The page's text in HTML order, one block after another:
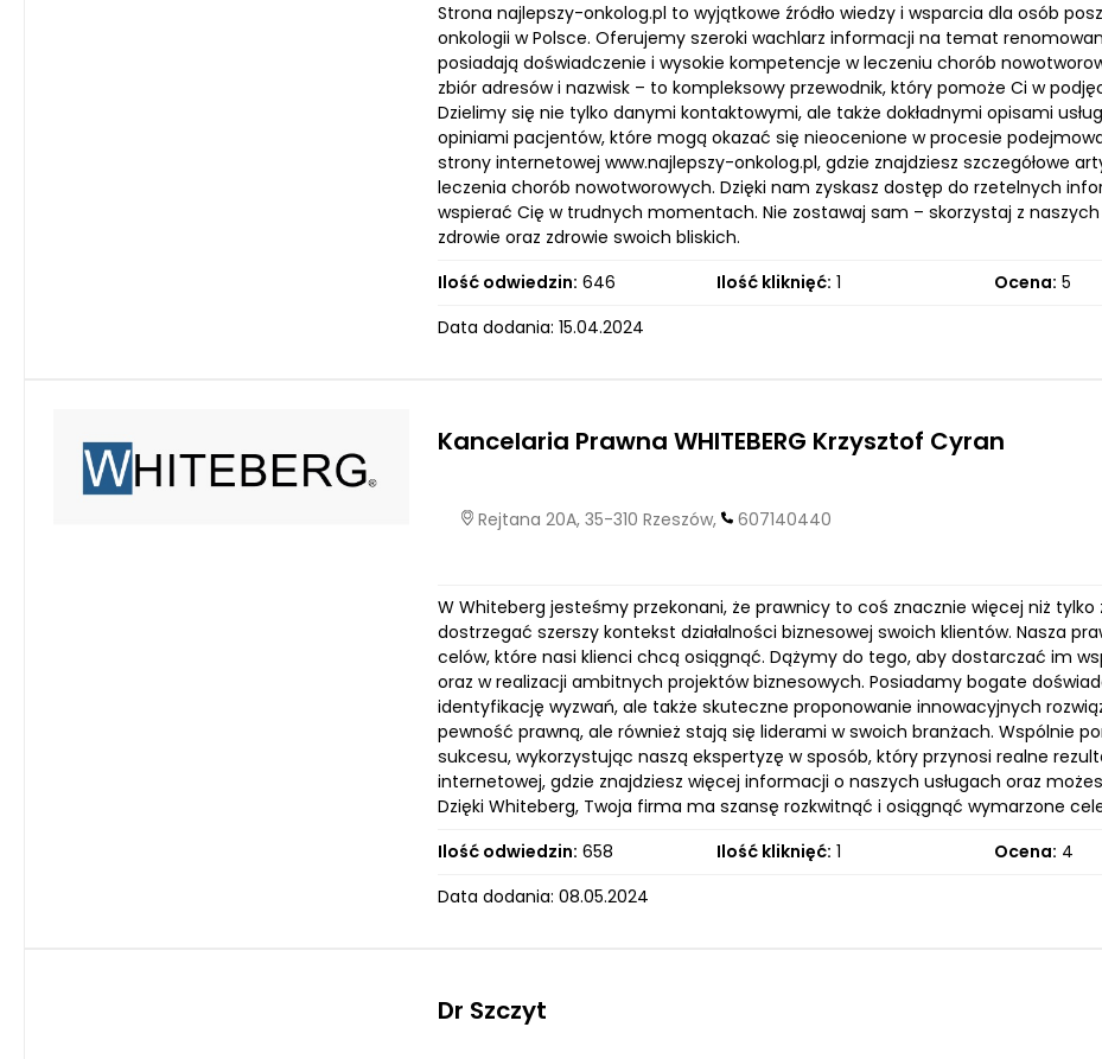
Strona najlepszy-onkolog.pl to wyjątkowe źródło wiedzy i wsparcia dla osób
onkologii w Polsce. Oferujemy szeroki wachlarz informacji na temat
posiadają doświadczenie i wysokie kompetencje w leczeniu chorób
zbiór adresów i nazwisk – to kompleksowy przewodnik, który pomoże Ci w
Dzielimy się nie tylko danymi kontaktowymi, ale także dokładnymi opisami
opiniami pacjentów, które mogą okazać się nieocenione w procesie
strony internetowej www.najlepszy-onkolog.pl, gdzie znajdziesz szczegółowe
leczenia chorób nowotworowych. Dzięki nam zyskasz dostęp do rzetelnych
wspierać Cię w trudnych momentach. Nie zostawaj sam – skorzystaj z
zdrowie oraz zdrowie swoich bliskich.
Ilość odwiedzin: 646 Ilość kliknięć: 1 Ocena: 5
Data dodania: 15.04.2024
Kancelaria Prawna WHITEBERG Krzysztof Cyran
Rejtana 20A, 35-310 Rzeszów, 607140440
W Whiteberg jesteśmy przekonani, że prawnicy to coś znacznie więcej niż
dostrzegać szerszy kontekst działalności biznesowej swoich klientów. Nasza
celów, które nasi klienci chcą osiągnąć. Dążymy do tego, aby dostarczać im
oraz w realizacji ambitnych projektów biznesowych. Posiadamy bogate
identyfikację wyzwań, ale także skuteczne proponowanie innowacyjnych
pewność prawną, ale również stają się liderami w swoich branżach. Wspólnie
sukcesu, wykorzystując naszą ekspertyzę w sposób, który przynosi realne
internetowej, gdzie znajdziesz więcej informacji o naszych usługach oraz
Dzięki Whiteberg, Twoja firma ma szansę rozkwitnąć i osiągnąć wymarzone
Ilość odwiedzin: 658 Ilość kliknięć: 1 Ocena: 4
Data dodania: 08.05.2024
Dr Szczyt